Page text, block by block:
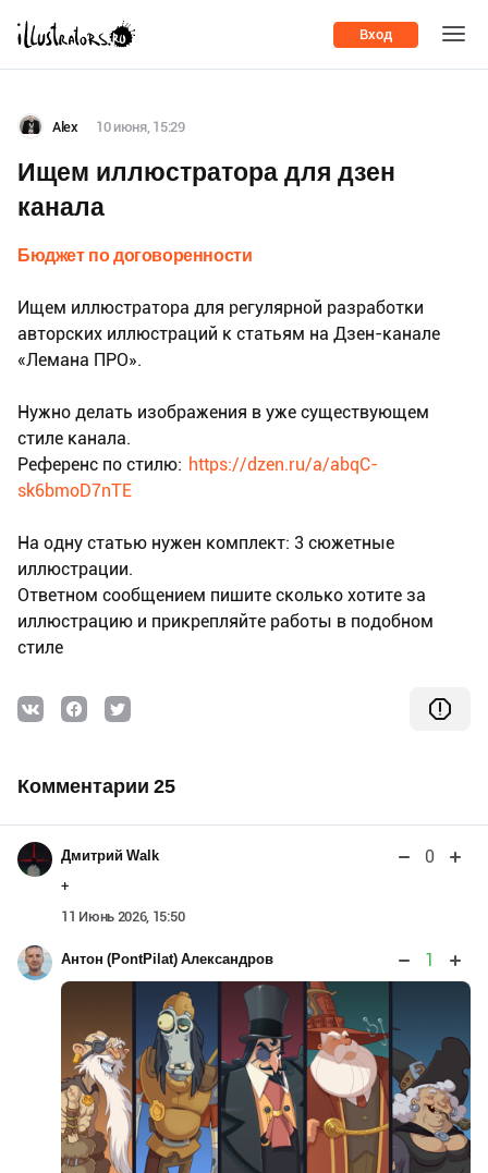
Вход
Alex 10 июня, 15:29
Ищем иллюстратора для дзен
канала
Бюджет по договоренности
Ищем иллюстратора для регулярной разработки
авторских иллюстраций к статьям на Дзен-канале
«Лемана ПРО».
Нужно делать изображения в уже существующем
стиле канала.
Референс по стилю: https://dzen.ru/a/abqC-
sk6bmoD7nTE
На одну статью нужен комплект: 3 сюжетные
иллюстрации.
Ответном сообщением пишите сколько хотите за
иллюстрацию и прикрепляйте работы в подобном
стиле
Комментарии 25
Дмитрий Walk 0
+
11 Июнь 2026, 15:50
Антон (PontPilat) Александров 1